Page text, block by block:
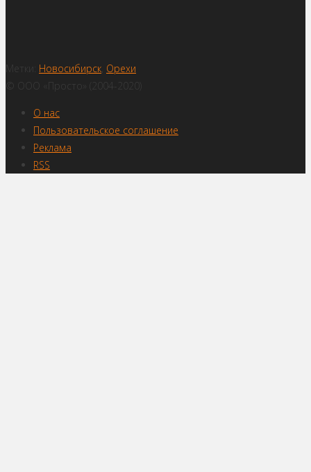
Метки: Новосибирск Орехи
© ООО «Просто» (2004-2020)
О нас
Пользовательское соглашение
Реклама
RSS